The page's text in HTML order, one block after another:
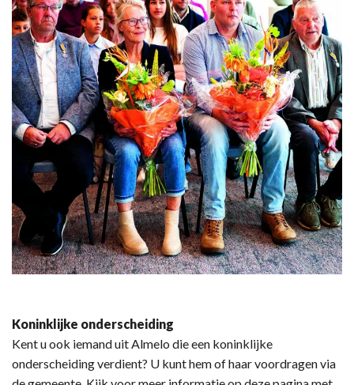
Koninklijke onderscheiding
Kent u ook iemand uit Almelo die een koninklijke
onderscheiding verdient? U kunt hem of haar voordragen via